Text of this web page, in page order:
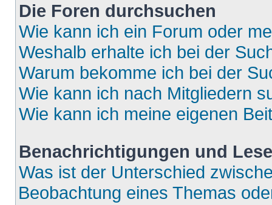
Die Foren durchsuchen
Wie kann ich ein Forum oder
Weshalb erhalte ich bei der
Warum bekomme ich bei der
Wie kann ich nach Mitgliedern
Wie kann ich meine eigenen
Benachrichtigungen und
Was ist der Unterschied
Beobachtung eines Themas